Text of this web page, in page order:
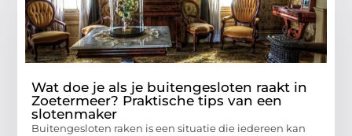
Wat doe je als je buitengesloten raakt in
Zoetermeer? Praktische tips van een
slotenmaker
Buitengesloten raken is een situatie die iedereen kan